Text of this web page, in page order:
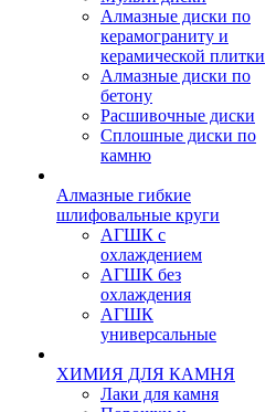
Алмазные диски по
керамограниту и
керамической плитки
Алмазные диски по
бетону
Расшивочные диски
Сплошные диски по
камню
Алмазные гибкие
шлифовальные круги
АГШК с
охлаждением
АГШК без
охлаждения
АГШК
универсальные
ХИМИЯ ДЛЯ КАМНЯ
Лаки для камня